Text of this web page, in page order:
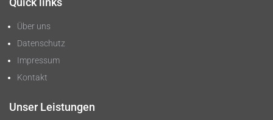
Über uns
Datenschutz
Impressum
Kontakt
Unser Leistungen